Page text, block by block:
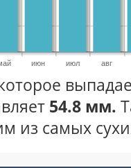
июн июл авг
54.8 мм.
из самых